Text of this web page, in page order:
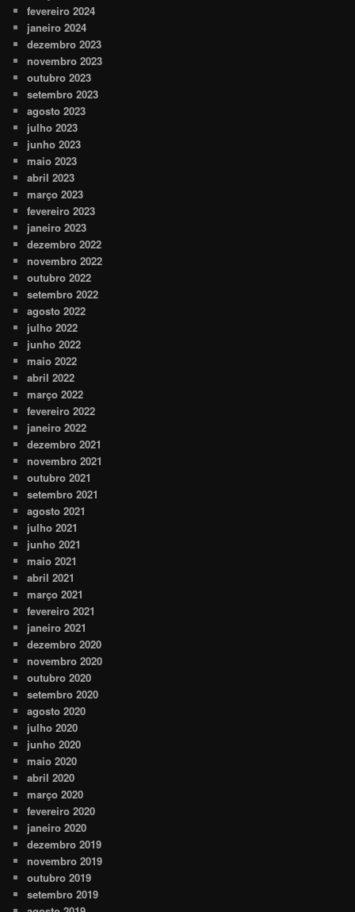
fevereiro 2024
janeiro 2024
dezembro 2023
novembro 2023
outubro 2023
setembro 2023
agosto 2023
julho 2023
junho 2023
maio 2023
abril 2023
março 2023
fevereiro 2023
janeiro 2023
dezembro 2022
novembro 2022
outubro 2022
setembro 2022
agosto 2022
julho 2022
junho 2022
maio 2022
abril 2022
março 2022
fevereiro 2022
janeiro 2022
dezembro 2021
novembro 2021
outubro 2021
setembro 2021
agosto 2021
julho 2021
junho 2021
maio 2021
abril 2021
março 2021
fevereiro 2021
janeiro 2021
dezembro 2020
novembro 2020
outubro 2020
setembro 2020
agosto 2020
julho 2020
junho 2020
maio 2020
abril 2020
março 2020
fevereiro 2020
janeiro 2020
dezembro 2019
novembro 2019
outubro 2019
setembro 2019